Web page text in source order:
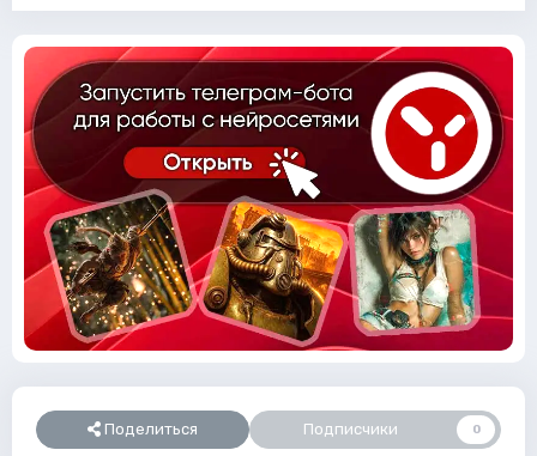
Поделиться Подписчики 0